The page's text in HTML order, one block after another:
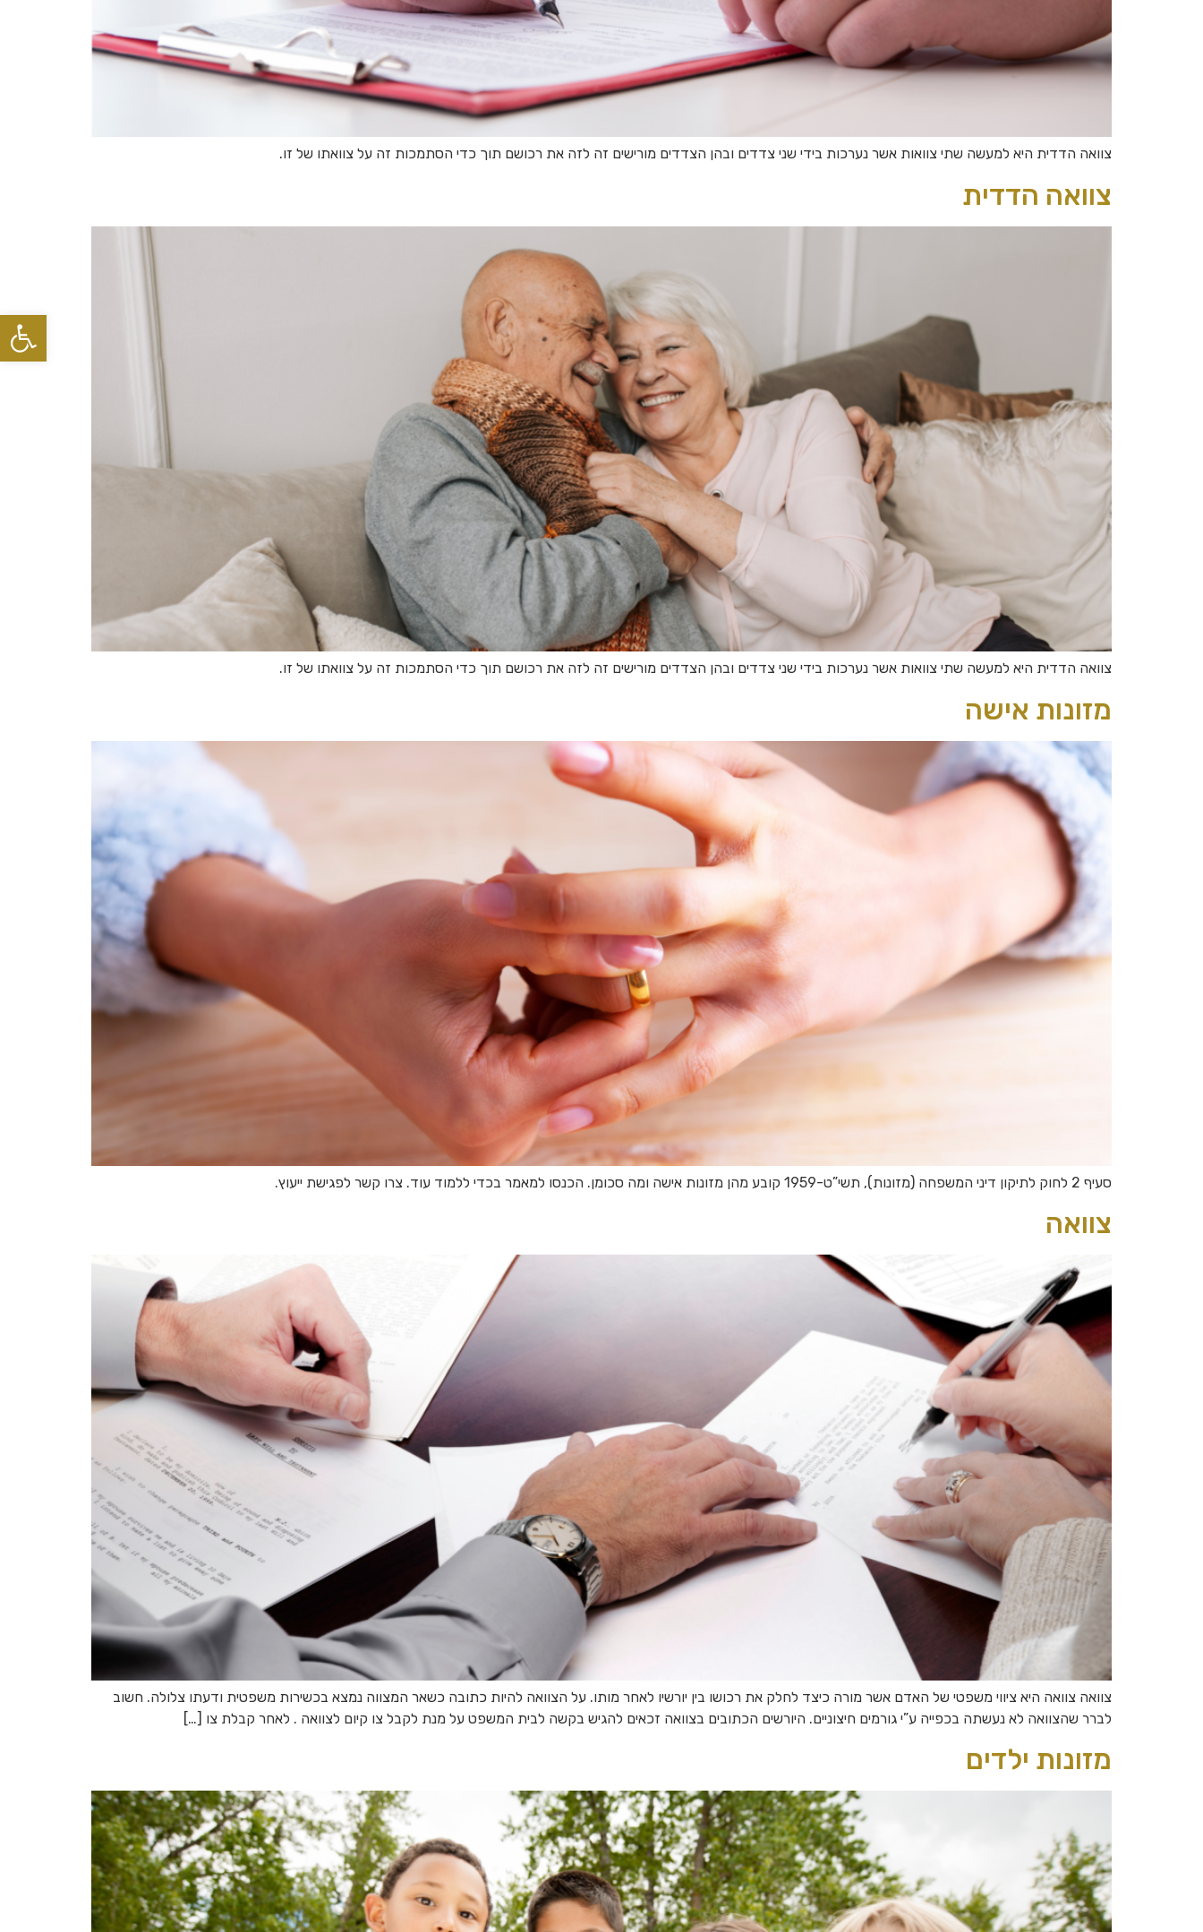
צוואה הדדית היא למעשה שתי צוואות אשר נערכות בידי שני צדדים ובהן הצדדים מורישים זה לזה את רכושם תוך כדי הסתמכות זה על צוואתו של זו.
צוואה הדדית
צוואה הדדית היא למעשה שתי צוואות אשר נערכות בידי שני צדדים ובהן הצדדים מורישים זה לזה את רכושם תוך כדי הסתמכות זה על צוואתו של זו.
מזונות אישה
סעיף 2 לחוק לתיקון דיני המשפחה (מזונות), תשי”ט-1959 קובע מהן מזונות אישה ומה סכומן. הכנסו למאמר בכדי ללמוד עוד. צרו קשר לפגישת ייעוץ.
צוואה
צוואה צוואה היא ציווי משפטי של האדם אשר מורה כיצד לחלק את רכושו בין יורשיו לאחר מותו. על הצוואה להיות כתובה כשאר המצווה נמצא בכשירות משפטית ודעתו צלולה. חשוב
לברר שהצוואה לא נעשתה בכפייה ע”י גורמים חיצוניים. היורשים הכתובים בצוואה זכאים להגיש בקשה לבית המשפט על מנת לקבל צו קיום לצוואה . לאחר קבלת צו […]
מזונות ילדים